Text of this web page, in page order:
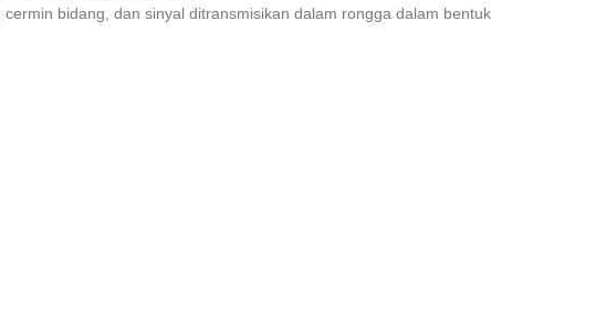
bidang, dan sinyal ditransmisikan dalam rongga dalam bentuk